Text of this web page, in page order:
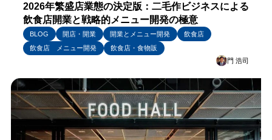
2026年繁盛店業態の決定版：二毛作ビジネスによる
飲食店開業と戦略的メニュー開発の極意
BLOG 開店・開業 開業とメニュー開発
飲食店
飲食店 メニュー開発
飲食店・食物販
門 浩司